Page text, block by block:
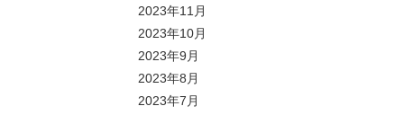
2023年11月
2023年10月
2023年9月
2023年8月
2023年7月